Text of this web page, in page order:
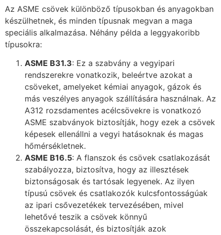
Az ASME csövek különböző típusokban és anyagokban
készülhetnek, és minden típusnak megvan a maga
speciális alkalmazása. Néhány példa a leggyakoribb
típusokra:
ASME B31.3: Ez a szabvány a vegyipari
rendszerekre vonatkozik, beleértve azokat a
csöveket, amelyeket kémiai anyagok, gázok és
más veszélyes anyagok szállítására használnak. Az
A312 rozsdamentes acélcsövekre is vonatkozó
ASME szabványok biztosítják, hogy ezek a csövek
képesek ellenállni a vegyi hatásoknak és magas
hőmérsékletnek.
ASME B16.5: A flanszok és csövek csatlakozását
szabályozza, biztosítva, hogy az illesztések
biztonságosak és tartósak legyenek. Az ilyen
típusú csövek és csatlakozók kulcsfontosságúak
az ipari csővezetékek tervezésében, mivel
lehetővé teszik a csövek könnyű
összekapcsolását, és biztosítják azok